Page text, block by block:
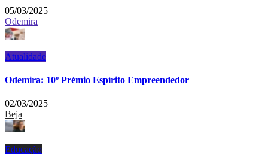
05/03/2025
Odemira
Atualidade
Odemira: 10º Prémio Espírito Empreendedor
02/03/2025
Beja
Educação